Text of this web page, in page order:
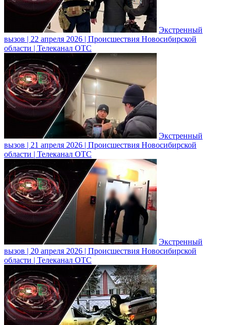
Экстренный
вызов | 22 апреля 2026 | Происшествия Новосибирской
области | Телеканал ОТС
Экстренный
вызов | 21 апреля 2026 | Происшествия Новосибирской
области | Телеканал ОТС
Экстренный
вызов | 20 апреля 2026 | Происшествия Новосибирской
области | Телеканал ОТС